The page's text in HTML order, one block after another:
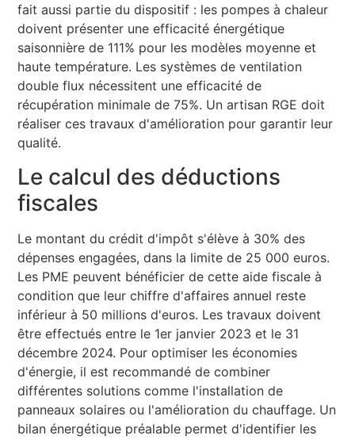
fait aussi partie du dispositif : les pompes à chaleur
doivent présenter une efficacité énergétique
saisonnière de 111% pour les modèles moyenne et
haute température. Les systèmes de ventilation
double flux nécessitent une efficacité de
récupération minimale de 75%. Un artisan RGE doit
réaliser ces travaux d'amélioration pour garantir leur
qualité.
Le calcul des déductions
fiscales
Le montant du crédit d'impôt s'élève à 30% des
dépenses engagées, dans la limite de 25 000 euros.
Les PME peuvent bénéficier de cette aide fiscale à
condition que leur chiffre d'affaires annuel reste
inférieur à 50 millions d'euros. Les travaux doivent
être effectués entre le 1er janvier 2023 et le 31
décembre 2024. Pour optimiser les économies
d'énergie, il est recommandé de combiner
différentes solutions comme l'installation de
panneaux solaires ou l'amélioration du chauffage. Un
bilan énergétique préalable permet d'identifier les